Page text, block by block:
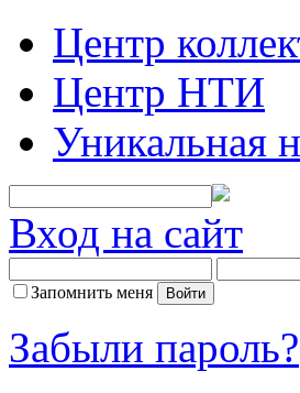
Центр
Центр НТИ
Уникальная
Вход на сайт
Запомнить меня
Забыли пароль?